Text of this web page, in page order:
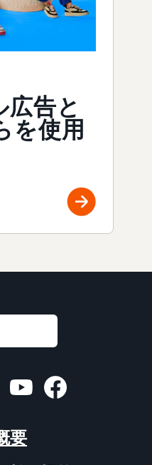
広告と
を使用
要